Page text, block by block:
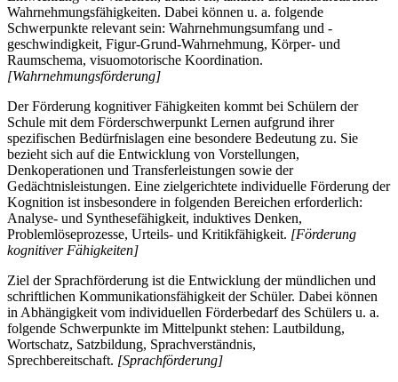
Wahrnehmungsfähigkeiten. Dabei können u. a. folgende
Schwerpunkte relevant sein: Wahrnehmungsumfang und -
geschwindigkeit, Figur-Grund-Wahrnehmung, Körper- und
Raumschema, visuomotorische Koordination.
[Wahrnehmungsförderung]
Der Förderung kognitiver Fähigkeiten kommt bei Schülern der
Schule mit dem Förderschwerpunkt Lernen aufgrund ihrer
spezifischen Bedürfnislagen eine besondere Bedeutung zu. Sie
bezieht sich auf die Entwicklung von Vorstellungen,
Denkoperationen und Transferleistungen sowie der
Gedächtnisleistungen. Eine zielgerichtete individuelle Förderung der
Kognition ist insbesondere in folgenden Bereichen erforderlich:
Analyse- und Synthesefähigkeit, induktives Denken,
Problemlöseprozesse, Urteils- und Kritikfähigkeit. [Förderung
kognitiver Fähigkeiten]
Ziel der Sprachförderung ist die Entwicklung der mündlichen und
schriftlichen Kommunikationsfähigkeit der Schüler. Dabei können
in Abhängigkeit vom individuellen Förderbedarf des Schülers u. a.
folgende Schwerpunkte im Mittelpunkt stehen: Lautbildung,
Wortschatz, Satzbildung, Sprachverständnis,
Sprechbereitschaft. [Sprachförderung]